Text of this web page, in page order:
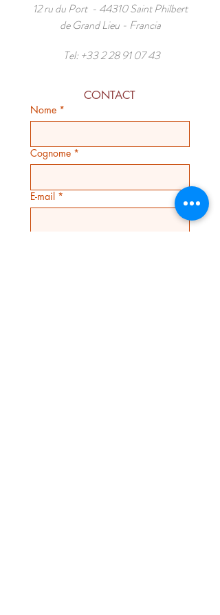
12 ru du Port - 44310 Saint Philbert
de Grand Lieu - Francia
Tel: +33 2 28 91 07 43
CONTACT
Nome *
Cognome *
E-mail *